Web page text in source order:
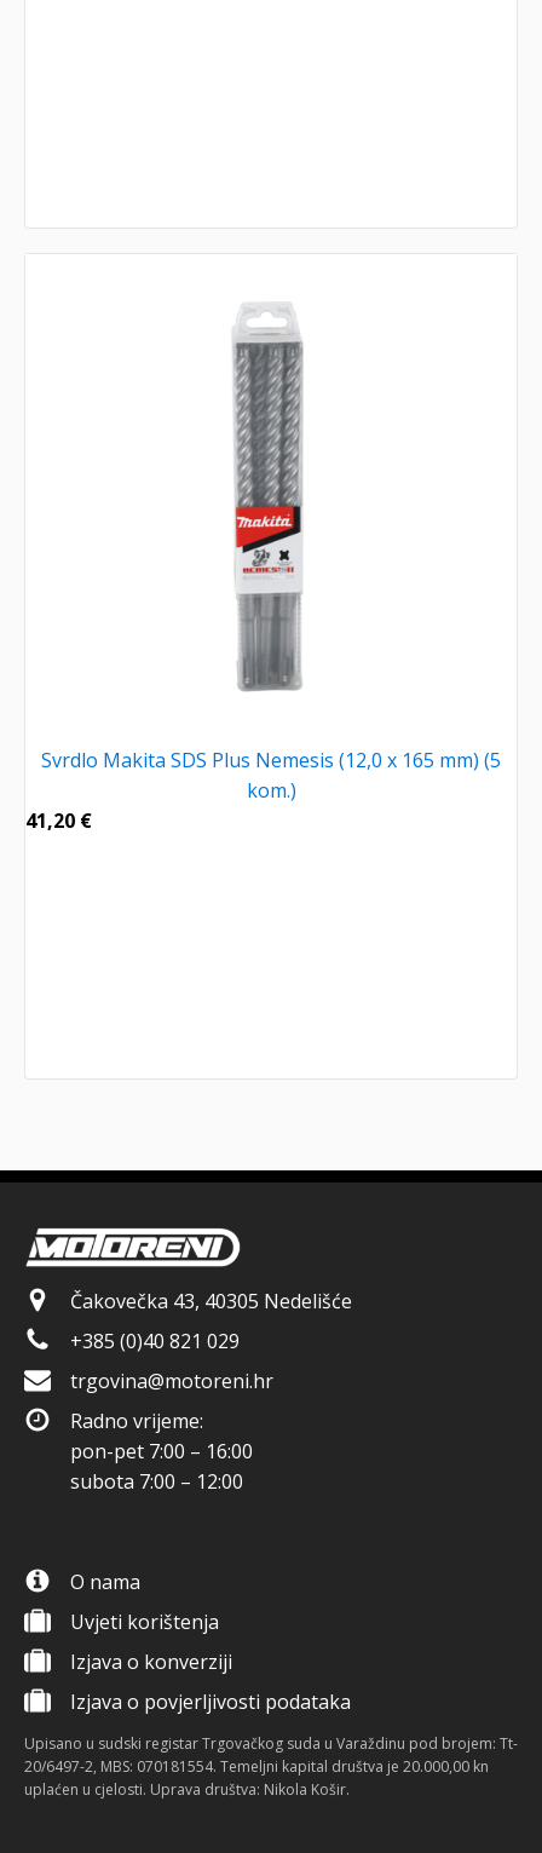
Svrdlo Makita SDS Plus Nemesis (12,0 x 165 mm) (5
kom.)
41,20 €
Čakovečka 43, 40305 Nedelišće
+385 (0)40 821 029
trgovina@motoreni.hr
Radno vrijeme:
pon-pet 7:00 – 16:00
subota 7:00 – 12:00
O nama
Uvjeti korištenja
Izjava o konverziji
Izjava o povjerljivosti podataka
Upisano u sudski registar Trgovačkog suda u Varaždinu pod brojem: Tt-
20/6497-2, MBS: 070181554. Temeljni kapital društva je 20.000,00 kn
uplaćen u cjelosti. Uprava društva: Nikola Košir.